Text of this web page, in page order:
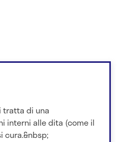
tratta di una
interni alle dita (come il
cura.&nbsp;